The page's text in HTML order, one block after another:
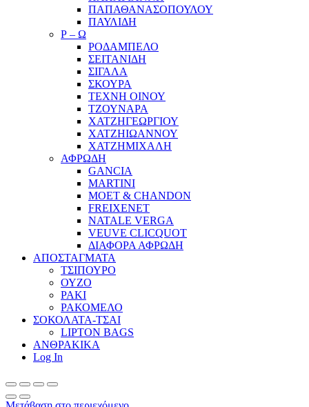
ΠΑΠΑΘΑΝΑΣΟΠΟΥΛΟΥ
ΠΑΥΛΙΔΗ
Ρ – Ω
ΡΟΔΑΜΠΕΛΟ
ΣΕΙΤΑΝΙΔΗ
ΣΙΓΑΛΑ
ΣΚΟΥΡΑ
ΤΕΧΝΗ ΟΙΝΟΥ
ΤΖΟΥΝΑΡΑ
ΧΑΤΖΗΓΕΩΡΓΙΟΥ
ΧΑΤΖΗΙΩΑΝΝΟΥ
ΧΑΤΖΗΜΙΧΑΛΗ
ΑΦΡΩΔΗ
GANCIA
MARTINI
MOET & CHANDON
FREIXENET
NATALE VERGA
VEUVE CLICQUOT
ΔΙΑΦΟΡΑ ΑΦΡΩΔΗ
ΑΠΟΣΤΑΓΜΑΤΑ
ΤΣΙΠΟΥΡΟ
ΟΥΖΟ
ΡΑΚΙ
ΡΑΚΟΜΕΛΟ
ΣΟΚΟΛΑΤΑ-ΤΣΑΙ
LIPTON BAGS
ΑΝΘΡΑΚΙΚΑ
Log In